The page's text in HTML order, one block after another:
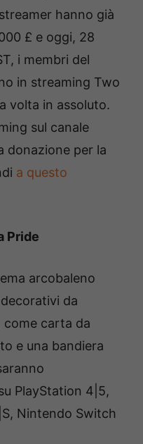
hanno già
£ e oggi, 28
i membri del
in streaming Two
volta in assoluto.
sul canale
donazione per la
a questo
Pride
arcobaleno
da
come carta da
e una bandiera
PlayStation 4|5,
Nintendo Switch